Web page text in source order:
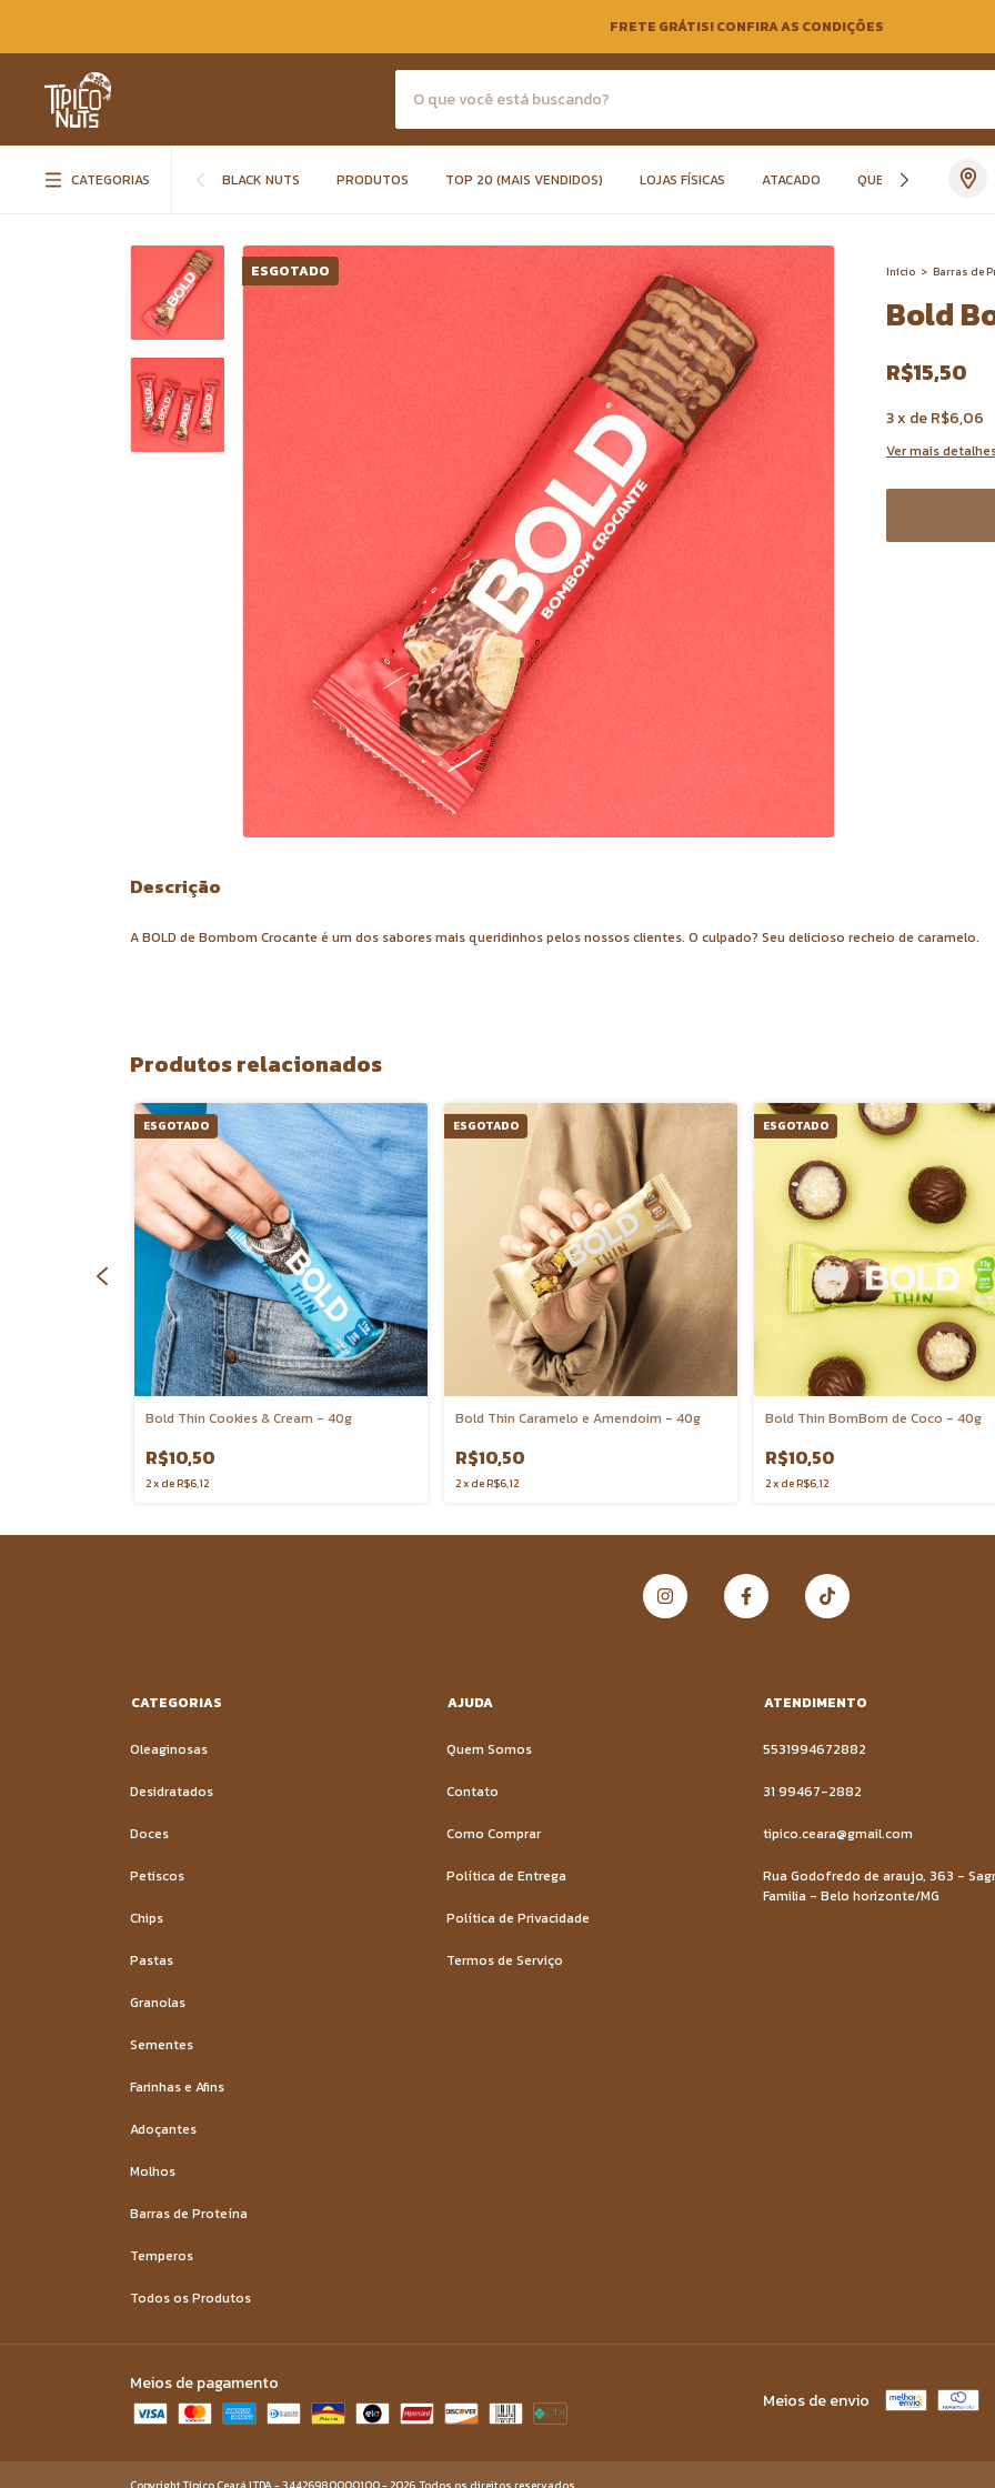
FRETE GRÁTIS! CONFIRA AS CONDIÇÕES
CATEGORIAS BLACK NUTS PRODUTOS TOP 20 (MAIS VENDIDOS) LOJAS FÍSICAS ATACADO QUEM SOMOS
ESGOTADO Início > Barras de
Bold
R$15,50
3x deR$6,06
Ver mais
Descrição
A BOLD de Bombom Crocante é um dos sabores mais queridinhos pelos nossos clientes. O culpado? Seu delicioso recheio de caramelo.
Produtos relacionados
ESGOTADO
Bold Thin Cookies & Cream - 40g
R$10,50
2xdeR$6,12
ESGOTADO
Bold Thin Caramelo e Amendoim - 40g
R$10,50
2xdeR$6,12
ESGOTADO
Bold Thin BomBom de Coco - 40g
R$10,50
2xdeR$6,12
CATEGORIAS
Oleaginosas
Desidratados
Doces
Petiscos
Chips
Pastas
Granolas
Sementes
Farinhas e Afins
Adoçantes
Molhos
Barras de Proteína
Temperos
Todos os Produtos
AJUDA
Quem Somos
Contato
Como Comprar
Política de Entrega
Política de Privacidade
Termos de Serviço
ATENDIMENTO
5531994672882
31 99467-2882
tipico.ceara@gmail.com
Rua Godofredo de araujo, 363 -
Familia - Belo horizonte/MG
Meios de pagamento
Meios de envio
Copyright Típico Ceará LTDA - 34426980000100 - 2026. Todos os direitos reservados.